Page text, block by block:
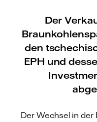
Der
den
EPH und
Der Wechsel in